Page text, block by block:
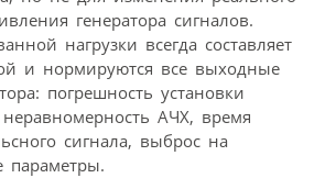
генератора сигналов.
нагрузки всегда составляет
и нормируются все выходные
погрешность установки
АЧХ, время
сигнала, выброс на
параметры.